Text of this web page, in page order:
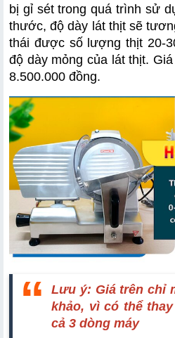
bị gỉ sét trong quá trình sử
thước, độ dày lát thịt sẽ
thái được số lượng thịt 20-
độ dày mỏng của lát thịt.
8.500.000 đồng.
Lưu ý: Giá trên chỉ
khảo, vì có thể
cả 3 dòng máy